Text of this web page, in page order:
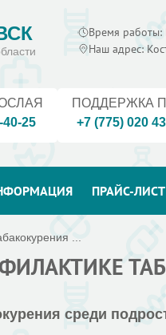
Время
Наш адрес:
40-25
ПОДДЕРЖКА
+7 (775) 020
ПРАЙС-ЛИСТ
...
среди